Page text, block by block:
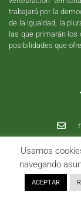
trabajará por la
de la igualdad, la
las que primarán
posibilidades que
Copyright ©2026
yDesarrollo|
Usamos
navegando
ACEPTAR